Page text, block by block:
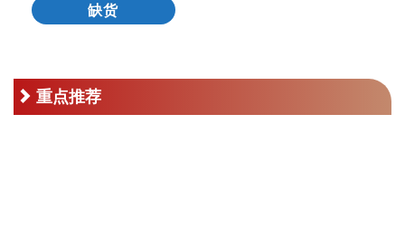
缺货
重点推荐